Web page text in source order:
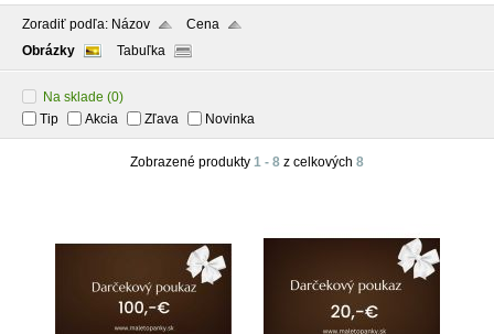
Zoradiť podľa: Názov
Cena
Obrázky
Tabuľka
Na sklade (0)
Tip
Akcia Zľava Novinka
Zobrazené produkty 1 - 8 z celkových 8